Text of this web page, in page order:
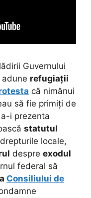
Guvernului
refugiații
că nimănui
să fie primiți de
i prezenta
statutul
locale,
despre exodul
federal să
Consiliului de